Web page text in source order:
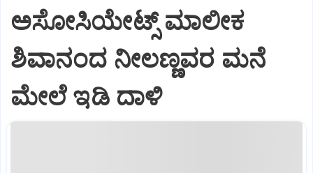
ಅಸೋಸಿಯೇಟ್ಸ್ ಮಾಲೀಕ
ಶಿವಾನಂದ ನೀಲಣ್ಣವರ ಮನೆ
ಮೇಲೆ ಇಡಿ‌ ದಾಳಿ